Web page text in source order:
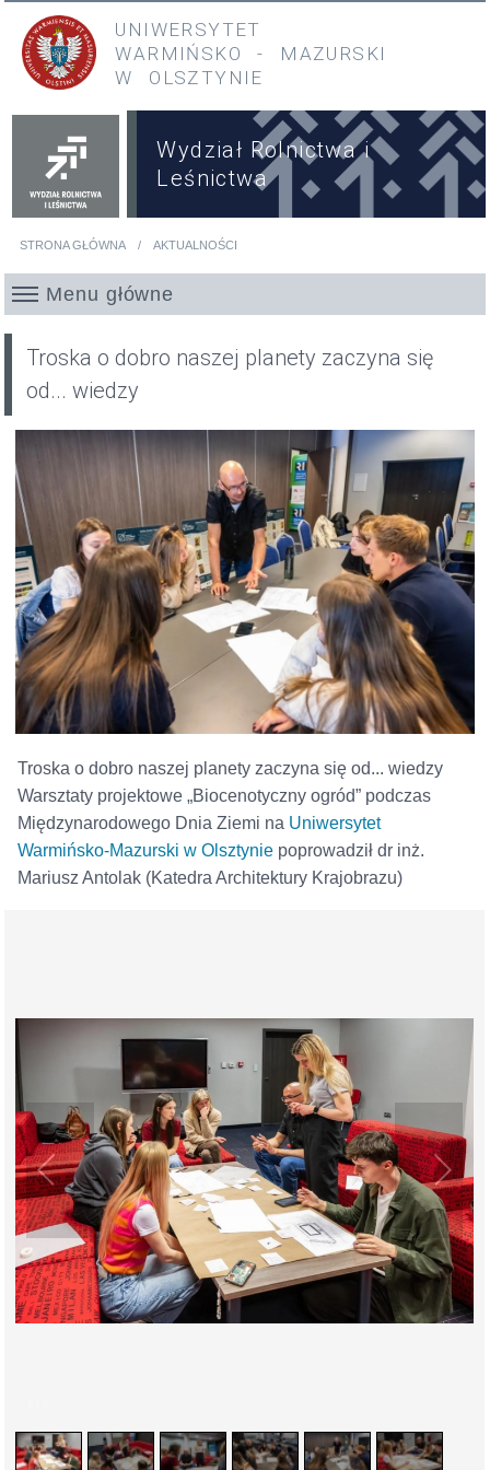
Przejdź do treści
Przejdź do menu głównego
UNIWERSYTET
WARMIŃSKO
- MAZURSKI
W OLSZTYNIE
Wydział Rolnictwa i
Leśnictwa
STRONA GŁÓWNA AKTUALNOŚCI
Menu główne
Troska o dobro naszej planety zaczyna się
od... wiedzy
Troska o dobro naszej planety zaczyna się od... wiedzy
Warsztaty projektowe „Biocenotyczny ogród” podczas
Międzynarodowego Dnia Ziemi na Uniwersytet
Warmińsko-Mazurski w Olsztyniepoprowadził dr inż.
Mariusz Antolak (Katedra Architektury Krajobrazu)